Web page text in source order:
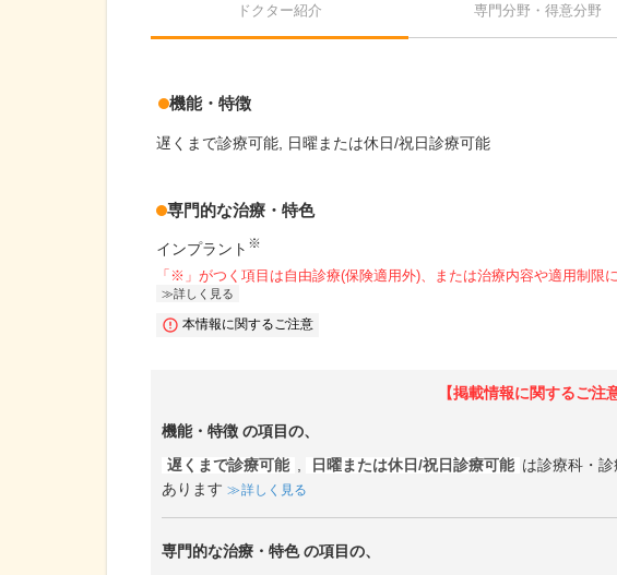
ドクター紹介 専門分野・得意分野
機能・特徴
遅くまで診療可能 日曜または休日/祝日診療可能
専門的な治療・特色
インプラント ※
「※」がつく項目は自由診療(保険適用外)、または治療内容や適用制限
詳しく見る
本情報に関するご注意
【掲載情報に関するご注意
機能・特徴 の項目の、
遅くまで診療可能 , 日曜または休日/祝日診療可能 は診療科・
あります
詳しく見る
専門的な治療・特色の項目の、